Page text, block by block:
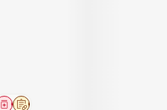
Op voorschrift
Geneesmiddel